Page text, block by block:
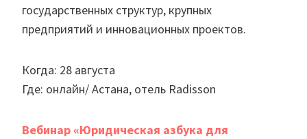
государственных структур, крупных
предприятий и инновационных проектов.
Когда: 28 августа
Где: онлайн/ Астана, отель Radisson
Вебинар «Юридическая азбука для